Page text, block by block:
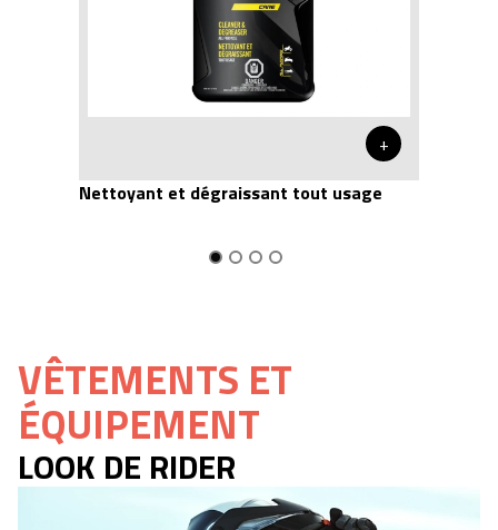
+
Nettoyant et dégraissant tout usage
VÊTEMENTS ET
ÉQUIPEMENT
LOOK DE RIDER